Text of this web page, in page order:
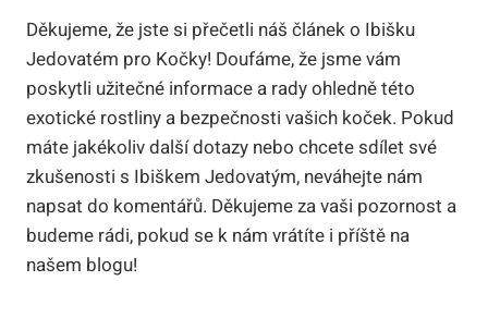
Děkujeme, že jste si přečetli náš článek o Ibišku
Jedovatém pro Kočky! Doufáme, že jsme vám
poskytli užitečné informace a rady ohledně této
exotické rostliny a bezpečnosti vašich koček. Pokud
máte jakékoliv další dotazy nebo chcete sdílet své
zkušenosti s Ibiškem Jedovatým, neváhejte nám
napsat do komentářů. Děkujeme za vaši pozornost a
budeme rádi, pokud se k nám vrátíte i příště na
našem blogu!